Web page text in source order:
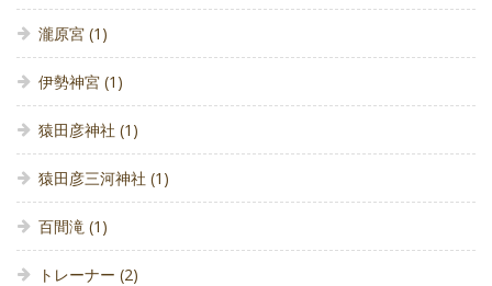
瀧原宮 (1)
伊勢神宮 (1)
猿田彦神社 (1)
猿田彦三河神社 (1)
百間滝 (1)
トレーナー (2)